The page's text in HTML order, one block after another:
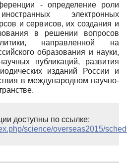
- определение роли
электронных
и сервисов, их создания и
в решении вопросов
направленной на
образования и науки,
публикаций, развития
изданий России и
в международном научно-
доступны по ссылке:
science/overseas2015/